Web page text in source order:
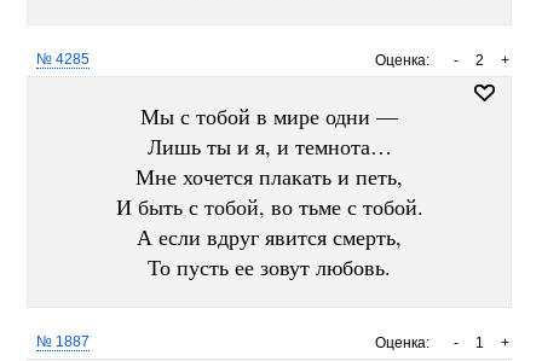
Оценка: +
2
-
№ 4285
Мы с тобой в мире одни —
Лишь ты и я, и темнота…
Мне хочется плакать и петь,
И быть с тобой, во тьме с тобой.
А если вдруг явится смерть,
То пусть ее зовут любовь.
Оценка: +
1
-
№ 1887